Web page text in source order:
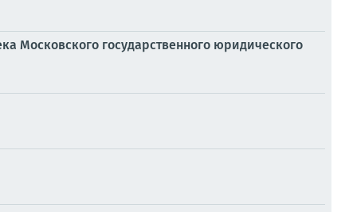
Московского государственного юридического